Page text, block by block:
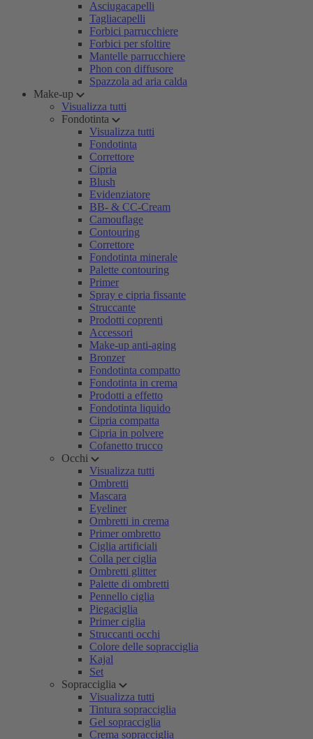
Asciugacapelli
Tagliacapelli
Forbici parrucchiere
Forbici per sfoltire
Mantelle parrucchiere
Phon con diffusore
Spazzola ad aria calda
Make-up
Visualizza tutti
Fondotinta
Visualizza tutti
Fondotinta
Correttore
Cipria
Blush
Evidenziatore
BB- & CC-Cream
Camouflage
Contouring
Correttore
Fondotinta minerale
Palette contouring
Primer
Spray e cipria fissante
Struccante
Prodotti coprenti
Accessori
Make-up anti-aging
Bronzer
Fondotinta compatto
Fondotinta in crema
Prodotti a effetto
Fondotinta liquido
Cipria compatta
Cipria in polvere
Cofanetto trucco
Occhi
Visualizza tutti
Ombretti
Mascara
Eyeliner
Ombretti in crema
Primer ombretto
Ciglia artificiali
Colla per ciglia
Ombretti glitter
Palette di ombretti
Pennello ciglia
Piegaciglia
Primer ciglia
Struccanti occhi
Colore delle sopracciglia
Kajal
Set
Sopracciglia
Visualizza tutti
Tintura sopracciglia
Gel sopracciglia
Crema sopracciglia